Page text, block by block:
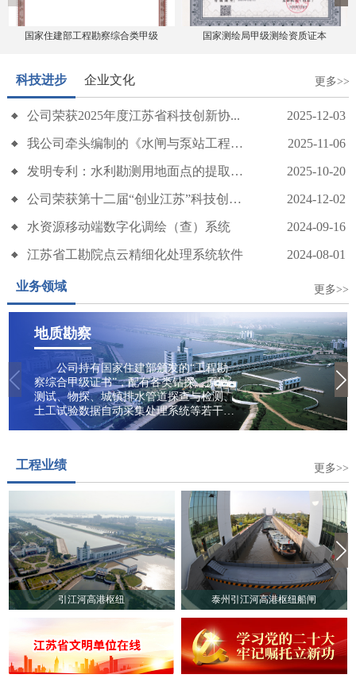
国家住建部工程勘察综合类甲级 国家测绘局甲级测绘资质证本
科技进步 企业文化 更多>>
公司荣获2025年度江苏省科技创新协... 2025-12-03
我公司牵头编制的《水闸与泵站工程地质... 2025-11-06
发明专利：水利勘测用地面点的提取优化... 2025-10-20
公司荣获第十二届“创业江苏”科技创业... 2024-12-02
水资源移动端数字化调绘（查）系统 2024-09-16
江苏省工勘院点云精细化处理系统软件 2024-08-01
业务领域 更多>>
地质勘察
公司持有国家住建部颁发的“工程勘
察综合甲级证书”，配有各类钻探、原位
测试、物探、城镇排水管道探查与检测、
土工试验数据自动采集处理系统等若干勘
察设备仪器。业务范围包括水电与新能
质、岩土工程勘察/设计、污染场地勘察、
土壤污染状况调查、地质灾害危险性评
估、岩土工程监测检测、城镇排水管道探
查与检测、岩石/土壤/地下水及建筑材料
试验、工程咨询、地质勘察技术服务、地
质灾害治理工程勘查、地质灾害评估、地
下水资源调查、堤防隐患探测、穿河管道
精确探测等多项业务。
工程业绩 更多>>
引江河高港枢纽 泰州引江河高港枢纽船闸